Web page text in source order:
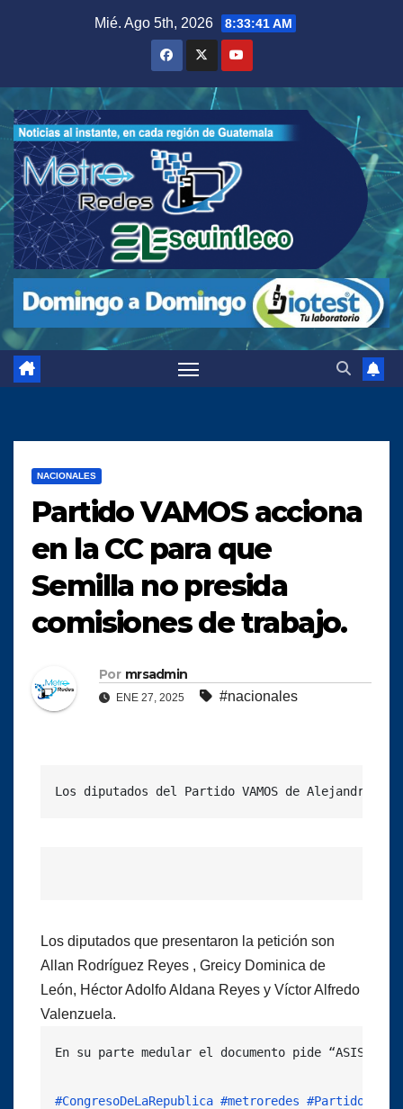
Mié. Ago 5th, 2026 8:33:42 AM
NACIONALES
Partido VAMOS acciona
en la CC para que
Semilla no presida
comisiones de trabajo.
Por mrsadmin
ENE 27, 2025 #nacionales
Los diputados del Partido VAMOS de Alejandro
Los diputados que presentaron la petición son
Allan Rodríguez Reyes , Greicy Dominica de
León, Héctor Adolfo Aldana Reyes y Víctor Alfredo
Valenzuela.
En su parte medular el documento pide
#CongresoDeLaRepublica #metroredes #PartidoVamos